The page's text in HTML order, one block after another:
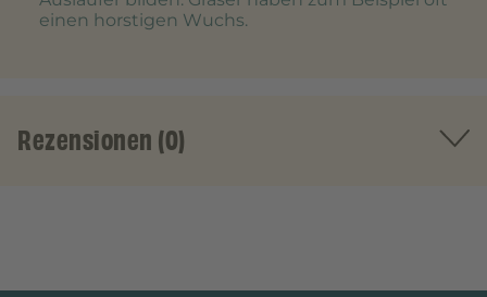
einen horstigen Wuchs.
Rezensionen (0)